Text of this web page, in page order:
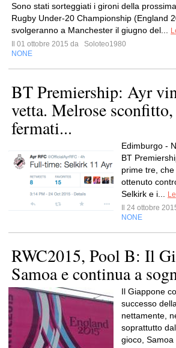
Sono stati sorteggiati i gironi della
Rugby Under-20 Championship (England
svolgeranno a Manchester il giugno del...
Il 01 ottobre 2015 da
Soloteo1980
NONE
BT Premiership: Ayr
vetta. Melrose sconfitto,
fermati...
Edimburgo -
BT
prime tre,
ottenuto
Selkirk e i...
Il 24 ottobre
NONE
RWC2015, Pool B: Il
Samoa e continua a
Il Giappone
successo
nettamente,
soprattutto
gioco, Samoa